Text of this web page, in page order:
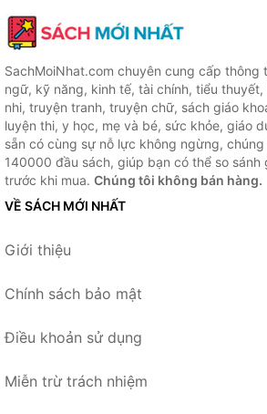
SachMoiNhat.com chuyên cung cấp thông
ngữ, kỹ năng, kinh tế, tài chính, tiểu
nhi, truyện tranh, truyện chữ, sách giáo
luyện thi, y học, mẹ và bé, sức khỏe, giáo
sẵn có cùng sự nỗ lực không ngừng,
140000 đầu sách, giúp bạn có thể so sánh
trước khi mua. Chúng tôi không bán hàng.
VỀ SÁCH MỚI NHẤT
Giới thiệu
Chính sách bảo mật
Điều khoản sử dụng
Miễn trừ trách nhiệm